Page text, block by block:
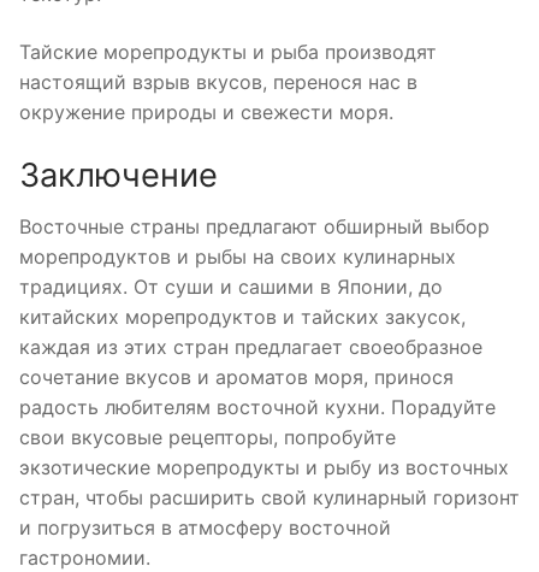
Тайские морепродукты и рыба производят
настоящий взрыв вкусов, перенося нас в
окружение природы и свежести моря.
Заключение
Восточные страны предлагают обширный выбор
морепродуктов и рыбы на своих кулинарных
традициях. От суши и сашими в Японии, до
китайских морепродуктов и тайских закусок,
каждая из этих стран предлагает своеобразное
сочетание вкусов и ароматов моря, принося
радость любителям восточной кухни. Порадуйте
свои вкусовые рецепторы, попробуйте
экзотические морепродукты и рыбу из восточных
стран, чтобы расширить свой кулинарный горизонт
и погрузиться в атмосферу восточной
гастрономии.